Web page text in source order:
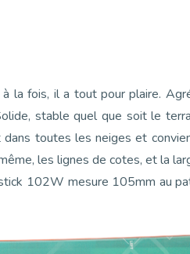
la fois, il a tout pour plaire.
stable quel que soit le
toutes les neiges et
les lignes de cotes, et la
102W mesure 105mm au